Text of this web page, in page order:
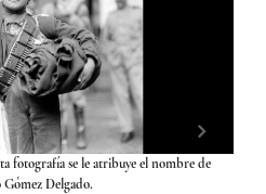
fotografía se le atribuye el nombre de
Delgado.